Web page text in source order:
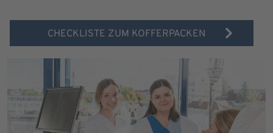
CHECKLISTE ZUM KOFFERPACKEN